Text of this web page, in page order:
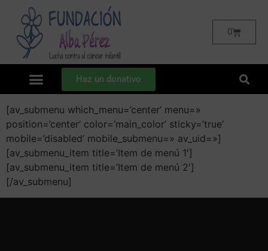
0
Haz un donativo
[av_submenu which_menu=’center’ menu=»
position=’center’ color=’main_color’ sticky=’true’
mobile=’disabled’ mobile_submenu=» av_uid=»]
[av_submenu_item title=’Item de menú 1′]
[av_submenu_item title=’Item de menú 2′]
[/av_submenu]